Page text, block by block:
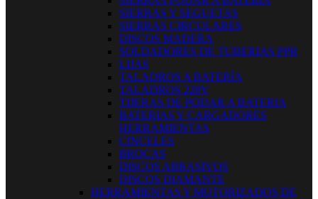
SIERRAS Y SEGUETAS
SIERRAS CIRCULARES
DISCOS MADERA
SOLDADORES DE TUBERIAS PPR
LIJAS
TALADROS A BATERÍA
TALADROS 220V
TIJERAS DE PODAR A BATERIA
BATERIAS Y CARGADORES
HERRAMIENTAS
CINCELES
BROCAS
DISCOS ABRASIVOS
DISCOS DIAMANTE
HERRAMIENTAS Y MOTORIZADOS DE